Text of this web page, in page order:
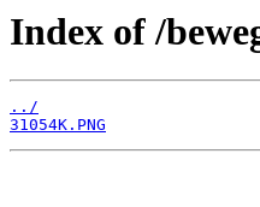
Index of /
../
31054K.PNG